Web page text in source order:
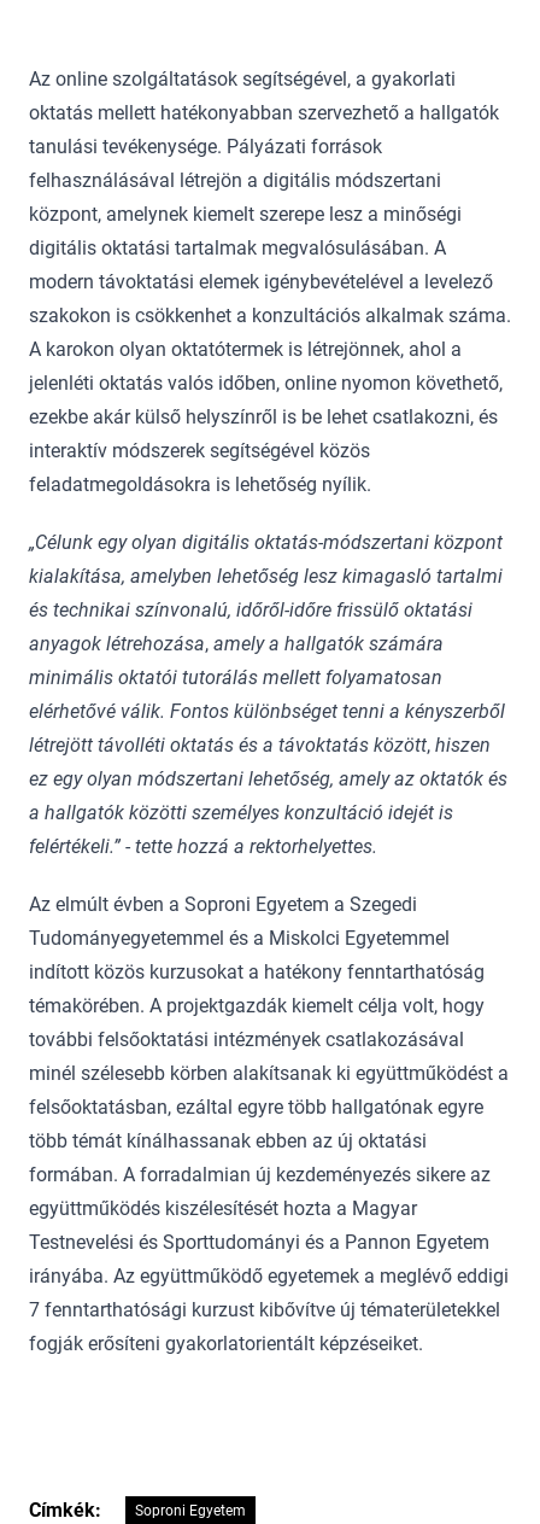
Az online szolgáltatások segítségével, a gyakorlati
oktatás mellett hatékonyabban szervezhető a hallgatók
tanulási tevékenysége. Pályázati források
felhasználásával létrejön a digitális módszertani
központ, amelynek kiemelt szerepe lesz a minőségi
digitális oktatási tartalmak megvalósulásában. A
modern távoktatási elemek igénybevételével a levelező
szakokon is csökkenhet a konzultációs alkalmak száma.
A karokon olyan oktatótermek is létrejönnek, ahol a
jelenléti oktatás valós időben, online nyomon követhető,
ezekbe akár külső helyszínről is be lehet csatlakozni, és
interaktív módszerek segítségével közös
feladatmegoldásokra is lehetőség nyílik.
„Célunk egy olyan digitális oktatás-módszertani központ
kialakítása, amelyben lehetőség lesz kimagasló tartalmi
és technikai színvonalú, időről-időre frissülő oktatási
anyagok létrehozása, amely a hallgatók számára
minimális oktatói tutorálás mellett folyamatosan
elérhetővé válik. Fontos különbséget tenni a kényszerből
létrejött távolléti oktatás és a távoktatás között, hiszen
ez egy olyan módszertani lehetőség, amely az oktatók és
a hallgatók közötti személyes konzultáció idejét is
felértékeli.” - tette hozzá a rektorhelyettes.
Az elmúlt évben a Soproni Egyetem a Szegedi
Tudományegyetemmel és a Miskolci Egyetemmel
indított közös kurzusokat a hatékony fenntarthatóság
témakörében. A projektgazdák kiemelt célja volt, hogy
további felsőoktatási intézmények csatlakozásával
minél szélesebb körben alakítsanak ki együttműködést a
felsőoktatásban, ezáltal egyre több hallgatónak egyre
több témát kínálhassanak ebben az új oktatási
formában. A forradalmian új kezdeményezés sikere az
együttműködés kiszélesítését hozta a Magyar
Testnevelési és Sporttudományi és a Pannon Egyetem
irányába. Az együttműködő egyetemek a meglévő eddigi
7 fenntarthatósági kurzust kibővítve új tématerületekkel
fogják erősíteni gyakorlatorientált képzéseiket.
Címkék: Soproni Egyetem